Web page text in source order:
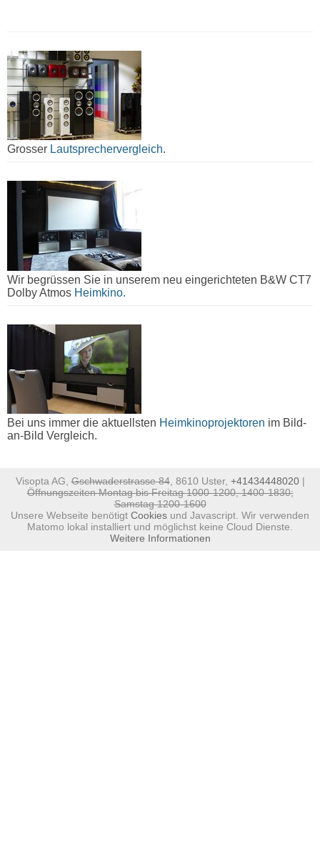
Grosser Lautsprechervergleich.
Wir begrüssen Sie in unserem neu eingerichteten B&W CT7
Dolby Atmos Heimkino.
Bei uns immer die aktuellsten Heimkinoprojektoren im Bild-
an-Bild Vergleich.
Visopta AG,Gschwaderstrasse 84, 8610 Uster, +41434448020|
Öffnungszeiten Montag bis Freitag 1000-1200, 1400-1830;
Samstag 1200-1600
Unsere Webseite benötigt Cookies und Javascript. Wir verwenden
Matomo lokal installiert und möglichst keine Cloud Dienste.
Weitere Informationen